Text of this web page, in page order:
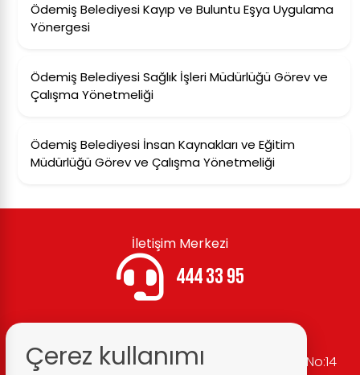
Ödemiş Belediyesi Kayıp ve Buluntu Eşya Uygulama
Yönergesi
Ödemiş Belediyesi Sağlık İşleri Müdürlüğü Görev ve
Çalışma Yönetmeliği
Ödemiş Belediyesi İnsan Kaynakları ve Eğitim
Müdürlüğü Görev ve Çalışma Yönetmeliği
İletişim Merkezi
444 33 95
Belediye Adresi:Cumhuriyet Mh. Atatürk Cd. No:14
Çerez kullanımı